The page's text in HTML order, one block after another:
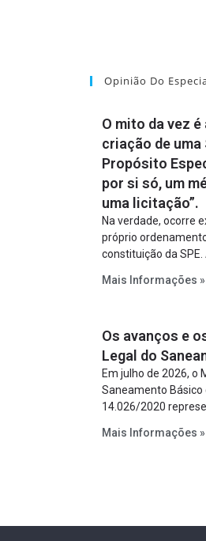
Opinião Do
O mito da vez é
criação de uma
Propósito
por si só, um
uma licitação”.
Na verdade, ocorre
próprio
constituição da SPE.
constitua uma SPE
Lei de Concessões,
sujeita a uma
projeto.
Mais Informações »
Os avanços e
Legal do
Em julho de 2026, o
Saneamento Básico
14.026/2020
estabelecer metas
Mais Informações »